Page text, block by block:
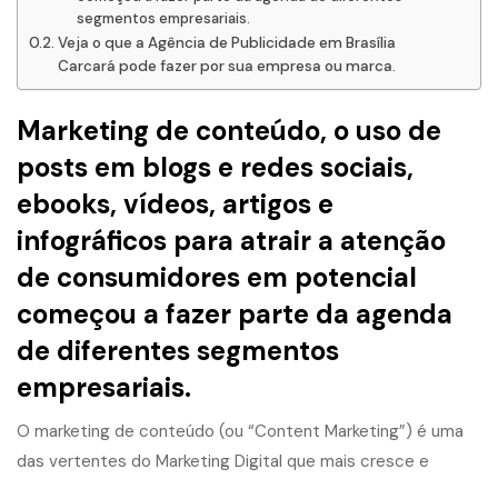
segmentos empresariais.
Veja o que a Agência de Publicidade em Brasília
Carcará pode fazer por sua empresa ou marca.
Marketing de conteúdo, o uso de
posts em blogs e redes sociais,
ebooks, vídeos, artigos e
infográficos para atrair a atenção
de consumidores em potencial
começou a fazer parte da agenda
de diferentes segmentos
empresariais.
O marketing de conteúdo (ou “Content Marketing”) é uma
das vertentes do Marketing Digital que mais cresce e